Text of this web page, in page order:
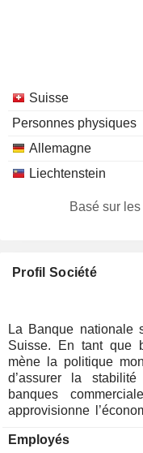
Suisse
Personnes physiques
Allemagne
Liechtenstein
Basé sur
Profil Société
La Banque nationale
Suisse. En tant que
mène la politique
d’assurer la
banques
approvisionne
Banque fournit
Employés